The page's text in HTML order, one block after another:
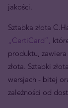
jakości.
Sztabka złota
„CertiCard”,
produktu,
złota. Sztabki
wersjach - bitej
zależności od